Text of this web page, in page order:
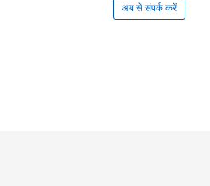
अब से संपर्क करें